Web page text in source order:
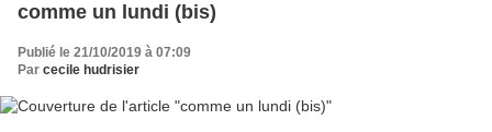
comme un lundi (bis)
Publié le 21/10/2019 à 07:09
Par cecile hudrisier